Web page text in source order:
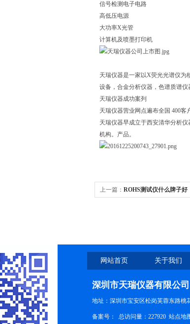
信号检测电子电路
高低压电源
大功率X光管
计算机及喷墨打印机
天瑞仪器是一家以X荧光光谱仪为
设备，合金分析仪器，色谱质谱
天瑞仪器成功案列
天瑞仪器营业网点遍布全国 400客
天瑞仪器早成立于西安清华分析
机构。产品。
上一篇： ROHS测试仪什么牌子好
网站首页 关于我们
深圳市天瑞仪器有限公司
地址：深圳市宝安区松岗芙蓉东路桃
备案号： 总访问量：227920 站点地